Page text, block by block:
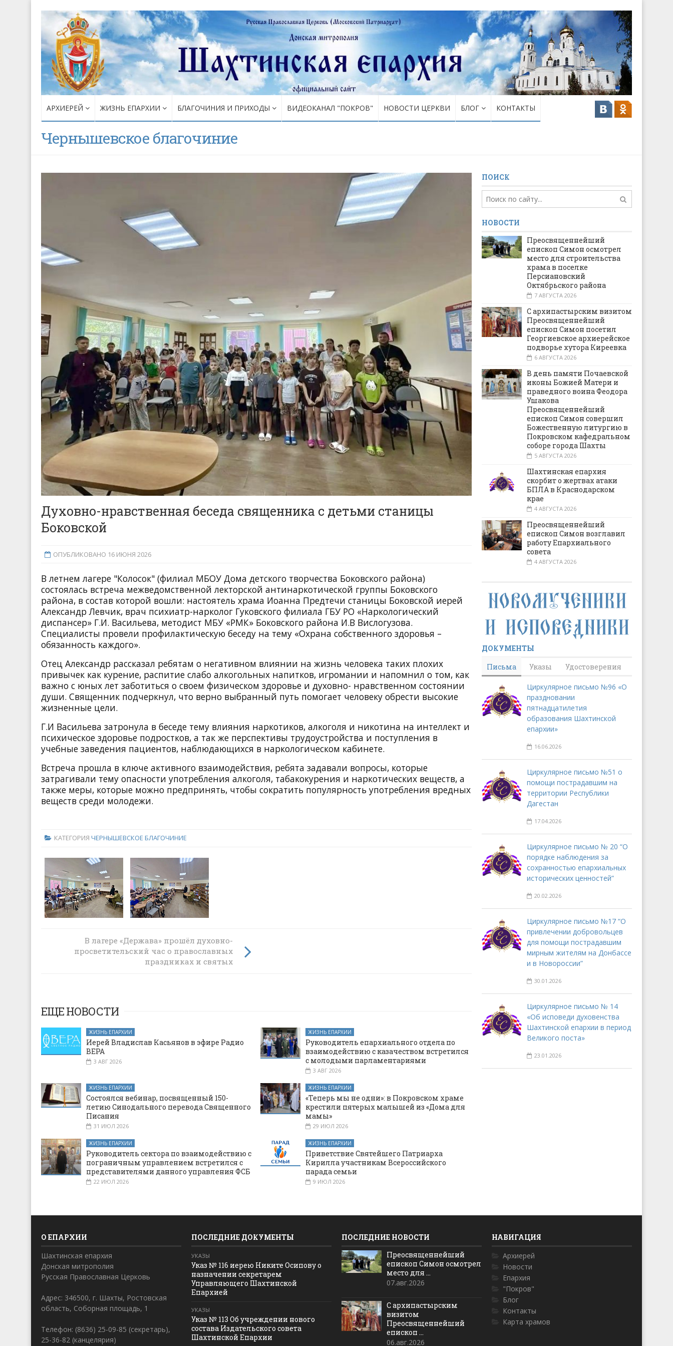
АРХИЕРЕЙ ЖИЗНЬ ЕПАРХИИ БЛАГОЧИНИЯ И ПРИХОДЫ ВИДЕОКАНАЛ "ПОКРОВ" НОВОСТИ ЦЕРКВИ БЛОГ КОНТАКТЫ
Чернышевское благочиние
Духовно-нравственная беседа священника с детьми станицы
Боковской
ОПУБЛИКОВАНО 16 ИЮНЯ 2026
В летнем лагере "Колосок" (филиал МБОУ Дома детского творчества Боковского района)
состоялась встреча межведомственной лекторской антинаркотической группы Боковского
района, в состав которой вошли: настоятель храма Иоанна Предтечи станицы Боковской иерей
Александр Левчик, врач психиатр-нарколог Гуковского филиала ГБУ РО «Наркологический
диспансер» Г.И. Васильева, методист МБУ «РМК» Боковского района И.В Вислогузова.
Специалисты провели профилактическую беседу на тему «Охрана собственного здоровья –
обязанность каждого».
Отец Александр рассказал ребятам о негативном влиянии на жизнь человека таких плохих
привычек как курение, распитие слабо алкогольных напитков, игромании и напомнил о том, как
важно с юных лет заботиться о своем физическом здоровье и духовно- нравственном состоянии
души. Священник подчеркнул, что верно выбранный путь помогает человеку обрести высокие
жизненные цели.
Г.И Васильева затронула в беседе тему влияния наркотиков, алкоголя и никотина на интеллект и
психическое здоровье подростков, а так же перспективы трудоустройства и поступления в
учебные заведения пациентов, наблюдающихся в наркологическом кабинете.
Встреча прошла в ключе активного взаимодействия, ребята задавали вопросы, которые
затрагивали тему опасности употребления алкоголя, табакокурения и наркотических веществ, а
также меры, которые можно предпринять, чтобы сократить популярность употребления вредных
веществ среди молодежи.
КАТЕГОРИЯ ЧЕРНЫШЕВСКОЕ БЛАГОЧИНИЕ
округа принял участие в заседании
антинаркотической комиссии Ростовской
В лагере «Держава» прошёл духовно-
просветительский час о православных
праздниках и святых
ЕЩЕ НОВОСТИ
ЖИЗНЬ ЕПАРХИИ
Иерей Владислав Касьянов в эфире Радио
ВЕРА
3 АВГ 2026
ЖИЗНЬ ЕПАРХИИ
Руководитель епархиального отдела по
взаимодействию с казачеством встретился
с молодыми парламентариями
3 АВГ 2026
ЖИЗНЬ ЕПАРХИИ
Состоялся вебинар, посвященный 150-
летию Синодального перевода Священного
Писания
31 ИЮЛ 2026
ЖИЗНЬ ЕПАРХИИ
«Теперь мы не одни»: в Покровском храме
крестили пятерых малышей из «Дома для
мамы»
29 ИЮЛ 2026
ЖИЗНЬ ЕПАРХИИ
Руководитель сектора по взаимодействию с
пограничным управлением встретился с
представителями данного управления ФСБ
22 ИЮЛ 2026
ЖИЗНЬ ЕПАРХИИ
Приветствие Святейшего Патриарха
Кирилла участникам Всероссийского
парада семьи
9 ИЮЛ 2026
ПОИСК
НОВОСТИ
Преосвященнейший
епископ Симон осмотрел
место для строительства
храма в поселке
Персиановский
Октябрьского района
7 АВГУСТА 2026
С архипастырским визитом
Преосвященнейший
епископ Симон посетил
Георгиевское архиерейское
подворье хутора Киреевка
6 АВГУСТА 2026
В день памяти Почаевской
иконы Божией Матери и
праведного воина Феодора
Ушакова
Преосвященнейший
епископ Симон совершил
Божественную литургию в
Покровском кафедральном
соборе города Шахты
5 АВГУСТА 2026
Шахтинская епархия
скорбит о жертвах атаки
БПЛА в Краснодарском
крае
4 АВГУСТА 2026
Преосвященнейший
епископ Симон возглавил
работу Епархиального
совета
4 АВГУСТА 2026
ДОКУМЕНТЫ
Письма
Указы Удостоверения
Циркулярное письмо №96 «О
праздновании
пятнадцатилетия
образования Шахтинской
епархии»
16.06.2026
Циркулярное письмо №51 о
помощи пострадавшим на
территории Республики
Дагестан
17.04.2026
Циркулярное письмо № 20 “О
порядке наблюдения за
сохранностью епархиальных
исторических ценностей”
20.02.2026
Циркулярное письмо №17 “О
привлечении добровольцев
для помощи пострадавшим
мирным жителям на Донбассе
и в Новороссии”
30.01.2026
Циркулярное письмо № 14
«Об исповеди духовенства
Шахтинской епархии в период
Великого поста»
23.01.2026
О ЕПАРХИИ
Шахтинская епархия
Донская митрополия
Русская Православная Церковь
Адрес: 346500, г. Шахты, Ростовская
область, Соборная площадь, 1
Телефон: (8636) 25-09-85 (секретарь),
25-36-82 (канцелярия)
ПОСЛЕДНИЕ ДОКУМЕНТЫ
УКАЗЫ
Указ № 116 иерею Никите Осипову о
назначении секретарем
Управляющего Шахтинской
Епархией
УКАЗЫ
Указ № 113 Об учреждении нового
состава Издательского совета
Шахтинской Епархии
ПОСЛЕДНИЕ НОВОСТИ
Преосвященнейший
епископ Симон осмотрел
место для ...
07.авг.2026
С архипастырским
визитом
Преосвященнейший
епископ ...
06.авг.2026
НАВИГАЦИЯ
Архиерей
Новости
Епархия
"Покров"
Блог
Контакты
Карта храмов